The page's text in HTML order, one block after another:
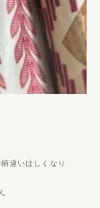
違いほしくなり